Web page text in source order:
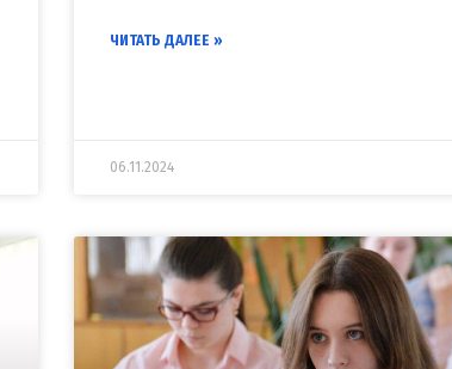
ЧИТАТЬ ДАЛЕЕ »
06.11.2024